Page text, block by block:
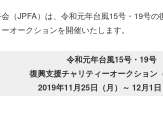
（JPFA）は、令和元年台風15号・19号
オークションを開催いたします。
令和元年台風15号・19号
復興支援チャリティーオークション
2019年11月25日（月）～ 12月1日